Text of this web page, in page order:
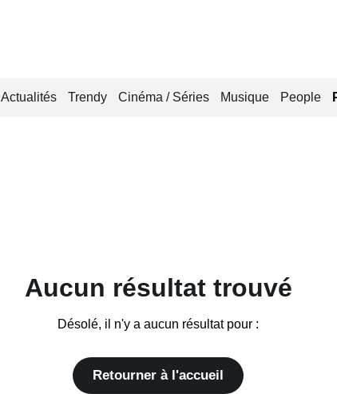
Actualités Trendy Cinéma / Séries Musique People
Aucun résultat trouvé
Désolé, il n'y a aucun résultat pour :
Retourner à l'accueil